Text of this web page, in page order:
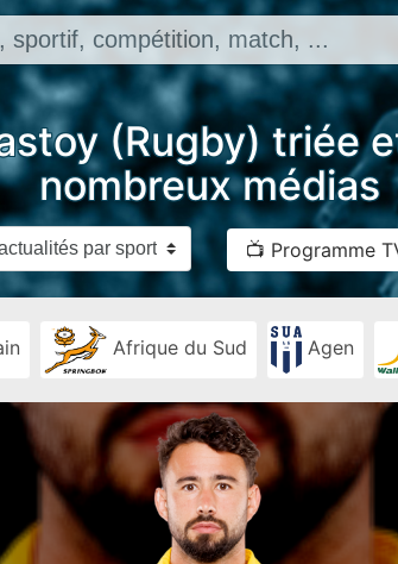
(Rugby) triée
nombreux médias
📺 Programme
Afrique du Sud Agen